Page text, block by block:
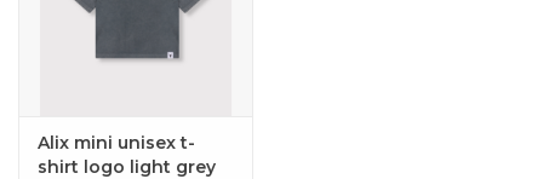
Alix mini unisex t-
shirt logo light grey